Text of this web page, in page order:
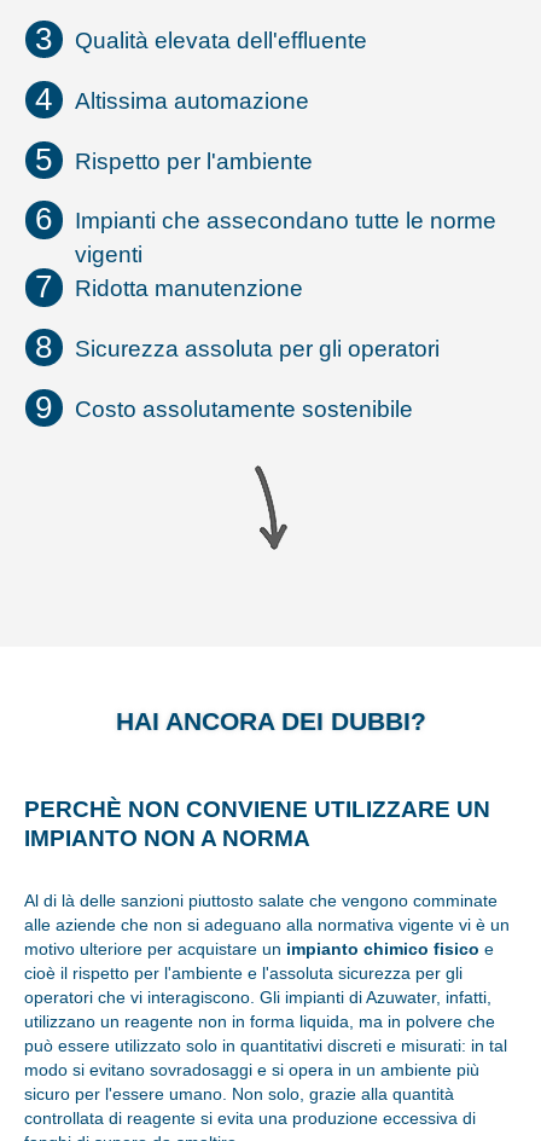
Qualità elevata dell'effluente
Altissima automazione
Rispetto per l'ambiente
Impianti che assecondano tutte le norme
vigenti
Ridotta manutenzione
Sicurezza assoluta per gli operatori
Costo assolutamente sostenibile
HAI ANCORA DEI DUBBI?
PERCHÈ NON CONVIENE UTILIZZARE UN
IMPIANTO NON A NORMA
Al di là delle sanzioni piuttosto salate che vengono comminate
alle aziende che non si adeguano alla normativa vigente vi è un
motivo ulteriore per acquistare un impianto chimico fisico e
cioè il rispetto per l'ambiente e l'assoluta sicurezza per gli
operatori che vi interagiscono. Gli impianti di Azuwater, infatti,
utilizzano un reagente non in forma liquida, ma in polvere che
può essere utilizzato solo in quantitativi discreti e misurati: in tal
modo si evitano sovradosaggi e si opera in un ambiente più
sicuro per l'essere umano. Non solo, grazie alla quantità
controllata di reagente si evita una produzione eccessiva di